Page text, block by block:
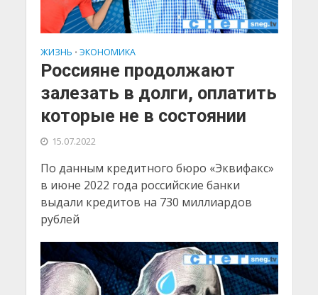
ЖИЗНЬ • ЭКОНОМИКА
Россияне продолжают
залезать в долги, оплатить
которые не в состоянии
15.07.2022
По данным кредитного бюро «Эквифакс»
в июне 2022 года российские банки
выдали кредитов на 730 миллиардов
рублей